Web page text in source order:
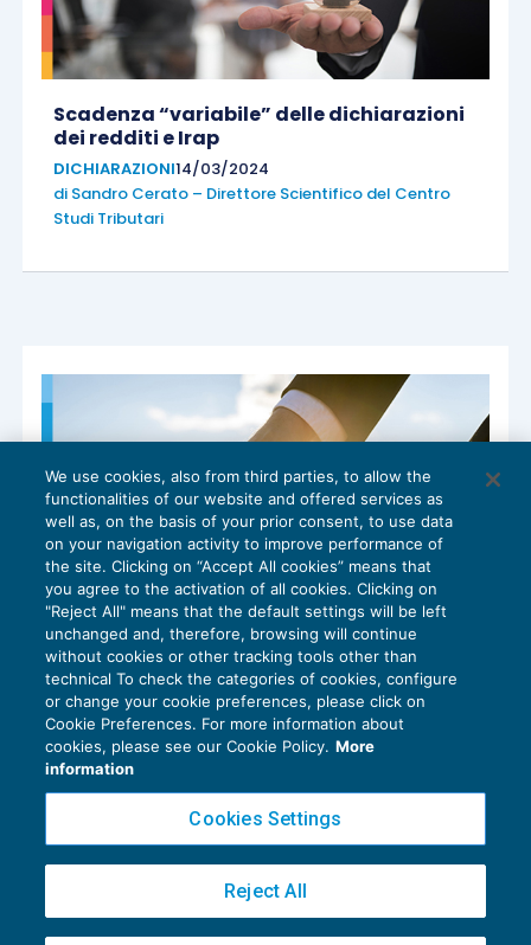
Scadenza “variabile” delle dichiarazioni
dei redditi e Irap
DICHIARAZIONI14/03/2024
di Sandro Cerato – Direttore Scientifico del Centro
Studi Tributari
La delega per i soci di cooperative
agricole
BILANCIO14/03/2024
diAlberto Rocchi
We use cookies, also from third parties, to allow the
functionalities of our website and offered services as
well as, on the basis of your prior consent, to use data
on your navigation activity to improve performance of
the site. Clicking on “Accept All cookies” means that
you agree to the activation of all cookies. Clicking on
"Reject All" means that the default settings will be left
unchanged and, therefore, browsing will continue
without cookies or other tracking tools other than
technical To check the categories of cookies, configure
or change your cookie preferences, please click on
Cookie Preferences. For more information about
cookies, please see our Cookie Policy. More
information
Cookies Settings
Reject All